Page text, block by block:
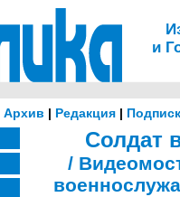
и
Архив | Редакция|
Солдат
/